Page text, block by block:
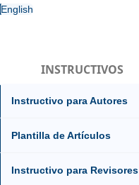
English
INSTRUCTIVOS
Instructivo para Autores
Plantilla de Artículos
Instructivo para Revisores